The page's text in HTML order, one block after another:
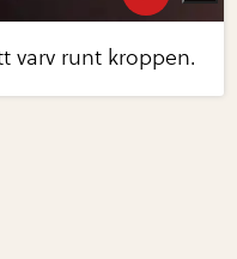
varv runt kroppen.